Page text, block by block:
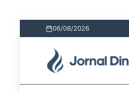
06/08/2026